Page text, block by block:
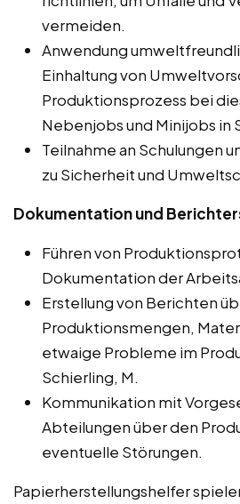
vermeiden.
Anwendung
Einhaltung von
Produktionsprozess bei
Nebenjobs und Minijobs in
Teilnahme an Schulungen
zu Sicherheit und
Dokumentation und
Führen von
Dokumentation der
Erstellung von Berichten
Produktionsmengen,
etwaige Probleme im
Schierling, M.
Kommunikation mit
Abteilungen über den
eventuelle Störungen.
Papierherstellungshelfer